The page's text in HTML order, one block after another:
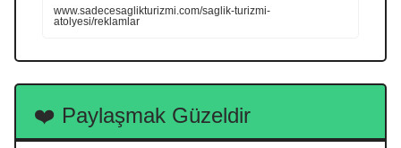
www.sadecesaglikturizmi.com/saglik-turizmi-
atolyesi/reklamlar
❤️ Paylaşmak Güzeldir